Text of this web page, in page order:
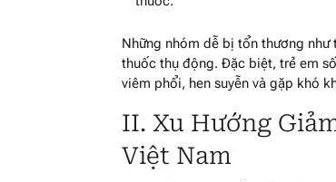
Những nhóm dễ bị tổn thương
thuốc thụ động. Đặc biệt, trẻ em
viêm phổi, hen suyễn và gặp khó
II. Xu Hướng
Việt Nam